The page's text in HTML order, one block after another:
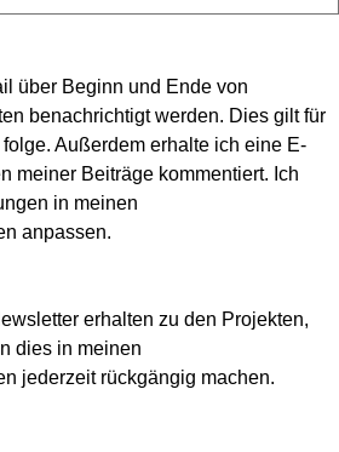
über Beginn und Ende von
benachrichtigt werden. Dies gilt für
Außerdem erhalte ich eine E-
meiner Beiträge kommentiert. Ich
in meinen
anpassen.
erhalten zu den Projekten,
dies in meinen
jederzeit rückgängig machen.